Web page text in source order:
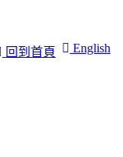
English
回到首頁